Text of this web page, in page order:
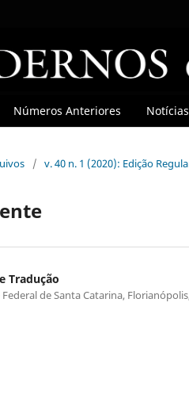
Números Anteriores Notícias
/ v. 40 n. 1 (2020): Edição
Tradução
de Santa Catarina,